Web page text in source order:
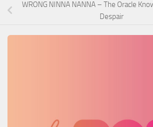
WRONG NINNA NANNA – The Oracle
Despair